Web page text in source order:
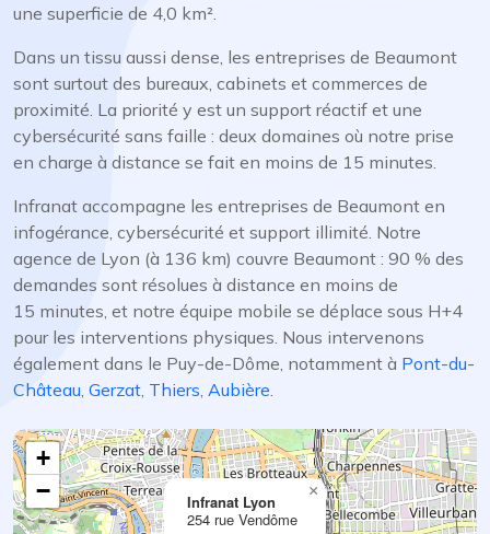
une superficie de 4,0 km².
Dans un tissu aussi dense, les entreprises de Beaumont
sont surtout des bureaux, cabinets et commerces de
proximité. La priorité y est un support réactif et une
cybersécurité sans faille : deux domaines où notre prise
en charge à distance se fait en moins de 15 minutes.
Infranat accompagne les entreprises de Beaumont en
infogérance, cybersécurité et support illimité. Notre
agence de Lyon (à 136 km) couvre Beaumont : 90 % des
demandes sont résolues à distance en moins de
15 minutes, et notre équipe mobile se déplace sous H+4
pour les interventions physiques. Nous intervenons
également dans le Puy-de-Dôme, notamment à Pont-du-
Château, Gerzat, Thiers, Aubière.
Infranat Lyon
254 rue Vendôme
×
+
−